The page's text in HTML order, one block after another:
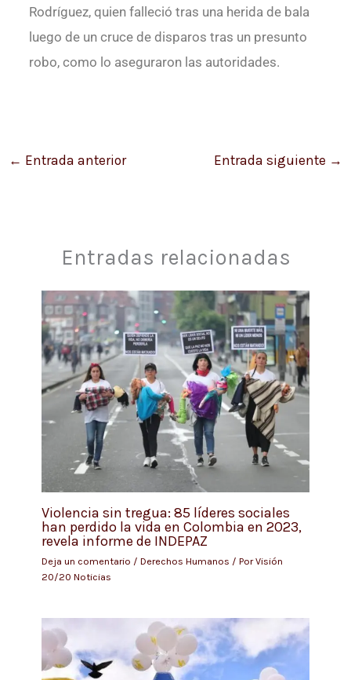
Rodríguez, quien falleció tras una herida de bala
luego de un cruce de disparos tras un presunto
robo, como lo aseguraron las autoridades.
← Entrada anterior Entrada siguiente →
Entradas relacionadas
Violencia sin tregua: 85 líderes sociales
han perdido la vida en Colombia en 2023,
revela informe de INDEPAZ
Deja un comentario / Derechos Humanos / PorVisión
20/20 Noticias